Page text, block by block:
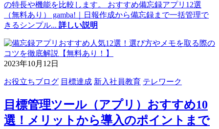
の特長や機能を比較します。 おすすめ備忘録アプリ12選
（無料あり） gamba!｜日報作成から備忘録まで一括管理で
きるシンプル... 詳しい説明
2023年10月12日
お役立ちブログ 目標達成 新入社員教育 テレワーク
目標管理ツール（アプリ）おすすめ10
選！メリットから導入のポイントまで